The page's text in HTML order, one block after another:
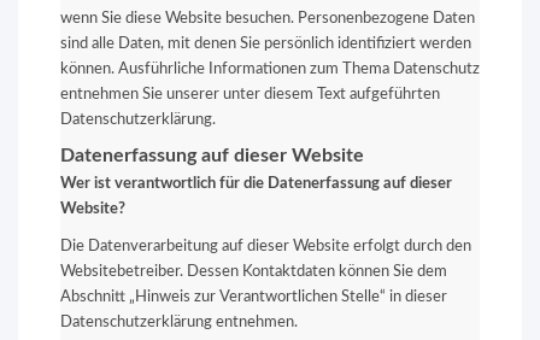
wenn Sie diese Website besuchen. Personenbezogene Daten
sind alle Daten, mit denen Sie persönlich identifiziert werden
können. Ausführliche Informationen zum Thema Datenschutz
entnehmen Sie unserer unter diesem Text aufgeführten
Datenschutzerklärung.
Datenerfassung auf dieser Website
Wer ist verantwortlich für die Datenerfassung auf dieser
Website?
Die Datenverarbeitung auf dieser Website erfolgt durch den
Websitebetreiber. Dessen Kontaktdaten können Sie dem
Abschnitt „Hinweis zur Verantwortlichen Stelle“ in dieser
Datenschutzerklärung entnehmen.